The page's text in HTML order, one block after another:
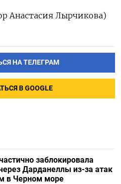
Анастасия Лырчикова)
НА ТЕЛЕГРАМ
В GOOGLE
заблокировала
Дарданеллы из-за атак
в Черном море